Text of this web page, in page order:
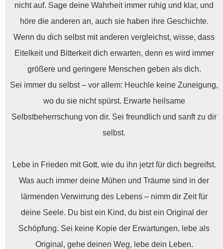
nicht auf. Sage deine Wahrheit immer ruhig und klar, und
höre die anderen an, auch sie haben ihre Geschichte.
Wenn du dich selbst mit anderen vergleichst, wisse, dass
Eitelkeit und Bitterkeit dich erwarten, denn es wird immer
größere und geringere Menschen geben als dich.
Sei immer du selbst – vor allem: Heuchle keine Zuneigung,
wo du sie nicht spürst. Erwarte heilsame
Selbstbeherrschung von dir. Sei freundlich und sanft zu dir
selbst.
Lebe in Frieden mit Gott, wie du ihn jetzt für dich begreifst.
Was auch immer deine Mühen und Träume sind in der
lärmenden Verwirrung des Lebens – nimm dir Zeit für
deine Seele. Du bist ein Kind, du bist ein Original der
Schöpfung. Sei keine Kopie der Erwartungen, lebe als
Original, gehe deinen Weg, lebe dein Leben.